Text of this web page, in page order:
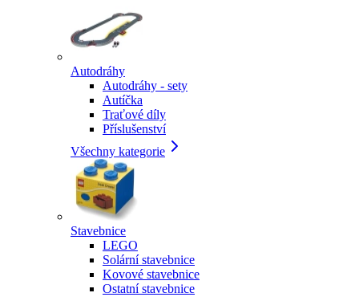
Autodráhy
Autodráhy - sety
Autíčka
Traťové díly
Příslušenství
Všechny kategorie
Stavebnice
LEGO
Solární stavebnice
Kovové stavebnice
Ostatní stavebnice